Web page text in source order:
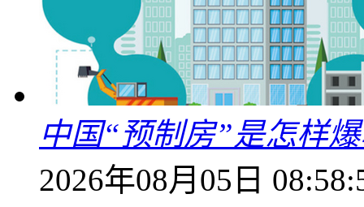
中国“预制房”是怎样
2026年08月05日